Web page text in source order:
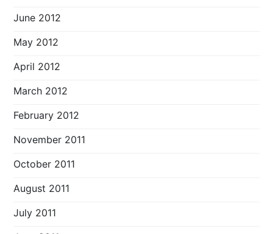
June 2012
May 2012
April 2012
March 2012
February 2012
November 2011
October 2011
August 2011
July 2011